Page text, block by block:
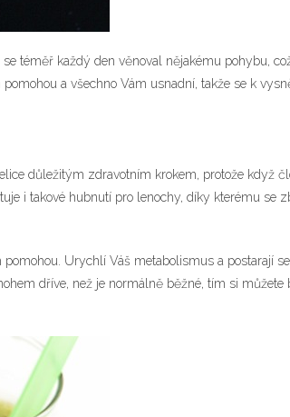
se téměř každý den věnoval nějakému pohybu,
a všechno Vám usnadní, takže se k
důležitým zdravotním krokem, protože když
i takové hubnutí pro lenochy , díky kterému se
Urychlí Váš metabolismus a postarají
dříve, než je normálně běžné, tím si můžete